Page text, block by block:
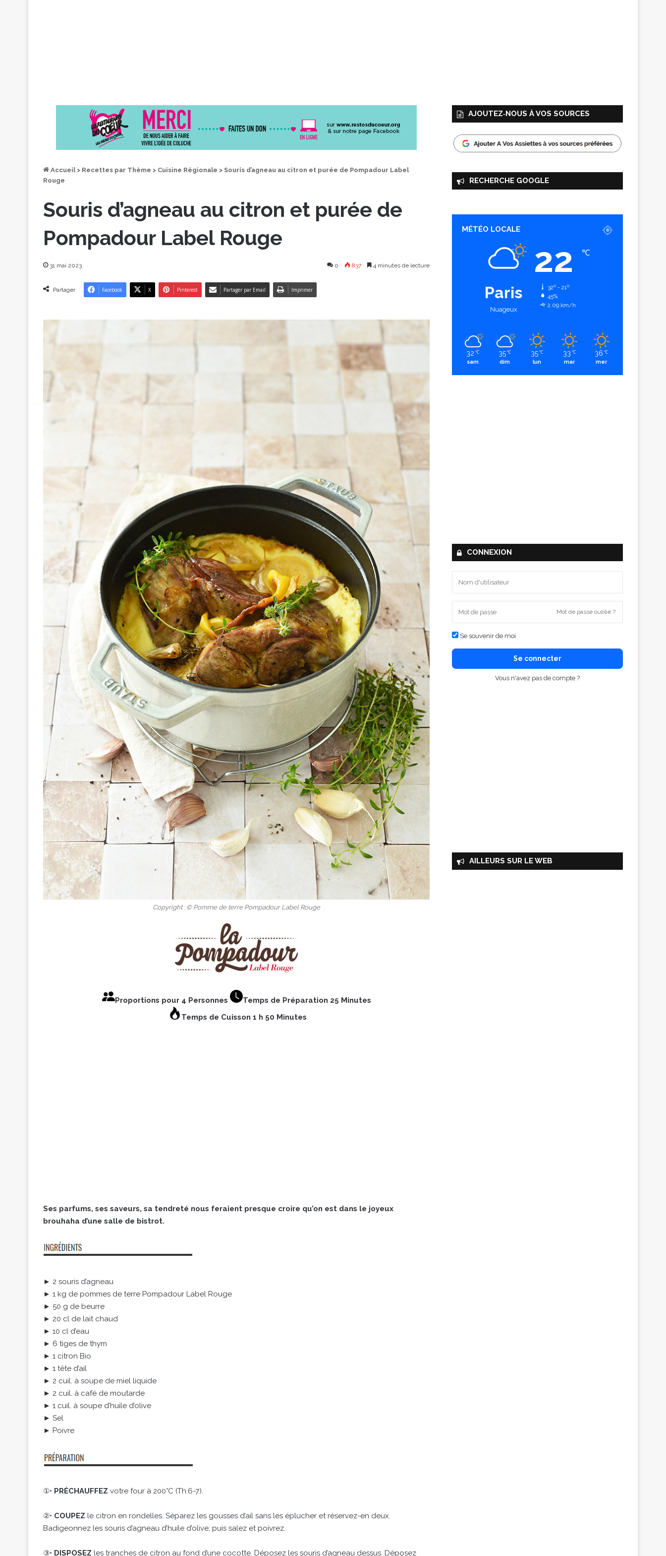
Accueil > Recettes par Thème > Cuisine Régionale > Souris d’agneau au citron et purée de Pompadour Label
Rouge
Souris d’agneau au citron et purée de
Pompadour Label Rouge
31 mai 2023 0 837 4 minutes de lecture
Partager Facebook X Pinterest Partager par Email Imprimer
Copyright : © Pomme de terre Pompadour Label Rouge
Proportions pour 4 Personnes
Temps de Préparation 25 Minutes
Temps de Cuisson 1 h 50 Minutes
Ses parfums, ses saveurs, sa tendreté nous feraient presque croire qu’on est dans le joyeux
brouhaha d’une salle de bistrot.
► 2 souris d’agneau
► 1 kg de pommes de terre Pompadour Label Rouge
► 50 g de beurre
► 20 cl de lait chaud
► 10 cl d’eau
► 6 tiges de thym
► 1 citron Bio
► 1 tête d’ail
► 2 cuil. à soupe de miel liquide
► 2 cuil. à café de moutarde
► 1 cuil. à soupe d’huile d’olive
► Sel
► Poivre
①• PRÉCHAUFFEZ votre four à 200°C (Th.6-7).
②• COUPEZ le citron en rondelles. Séparez les gousses d’ail sans les éplucher et réservez-en deux.
Badigeonnez les souris d’agneau d’huile d’olive, puis salez et poivrez.
③• DISPOSEZ les tranches de citron au fond d’une cocotte. Déposez les souris d’agneau dessus. Déposez
AJOUTEZ‑NOUS À VOS SOURCES
RECHERCHE GOOGLE
MÉTÉO LOCALE
Paris
Nuageux
22 ℃
32º - 21º
45%
2.09 km/h
32 ℃
sam
35 ℃
dim
35 ℃
lun
33 ℃
mar
36 ℃
mer
CONNEXION
Mot de passe oublié ?
Se souvenir de moi
Se connecter
Vous n'avez pas de compte ?
AILLEURS SUR LE WEB